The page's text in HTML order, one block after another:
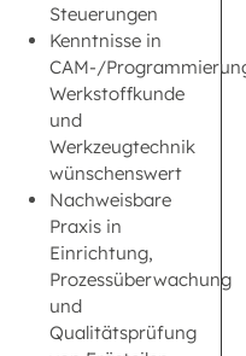
Steuerungen
Kenntnisse in
CAM-/
Werkstoffkunde
und
Werkzeugtechnik
wünschenswert
Nachweisbare
Praxis in
Einrichtung,
Prozessüberwachung
und
Qualitätsprüfung